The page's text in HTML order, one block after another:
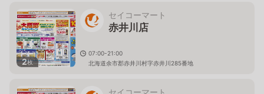
2枚
セイコーマート
赤井川店
07:00-21:00
北海道余市郡赤井川村字赤井川285番地
セイコーマート